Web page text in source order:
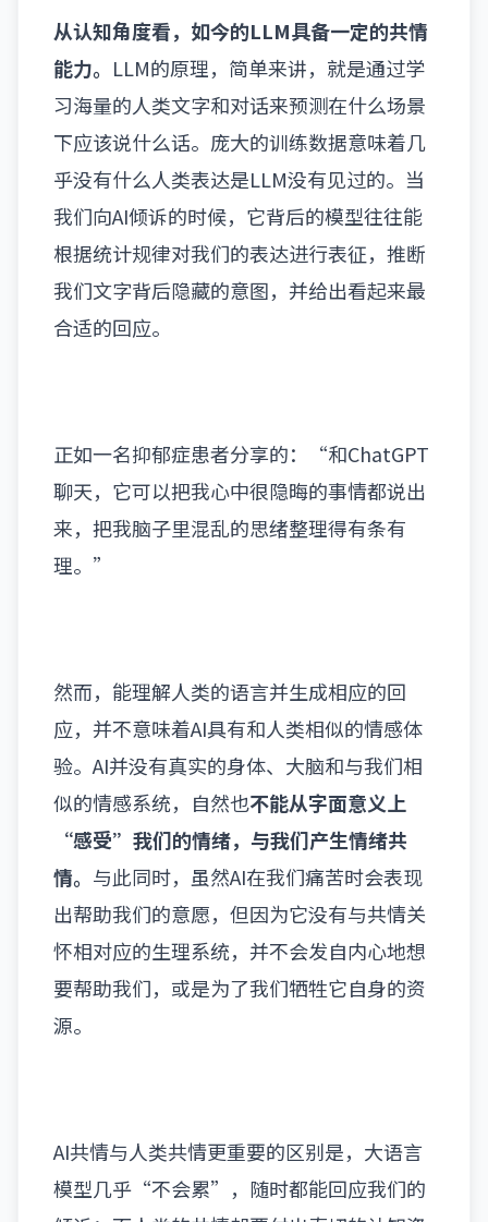
从认知角度看，如今的LLM具备一定的共情
能力。 LLM的原理，简单来讲，就是通过学
习海量的人类文字和对话来预测在什么场景
下应该说什么话。庞大的训练数据意味着几
乎没有什么人类表达是LLM没有见过的。当
我们向AI倾诉的时候，它背后的模型往往能
根据统计规律对我们的表达进行表征，推断
我们文字背后隐藏的意图，并给出看起来最
合适的回应。
正如一名抑郁症患者分享的：“和ChatGPT
聊天，它可以把我心中很隐晦的事情都说出
来，把我脑子里混乱的思绪整理得有条有
理。”
然而，能理解人类的语言并生成相应的回
应，并不意味着AI具有和人类相似的情感体
验。AI并没有真实的身体、大脑和与我们相
似的情感系统，自然也不能从字面意义上
“感受”我们的情绪，与我们产生情绪共
情。 与此同时，虽然AI在我们痛苦时会表现
出帮助我们的意愿，但因为它没有与共情关
怀相对应的生理系统，并不会发自内心地想
要帮助我们，或是为了我们牺牲它自身的资
源。
AI共情与人类共情更重要的区别是，大语言
模型几乎“不会累”，随时都能回应我们的